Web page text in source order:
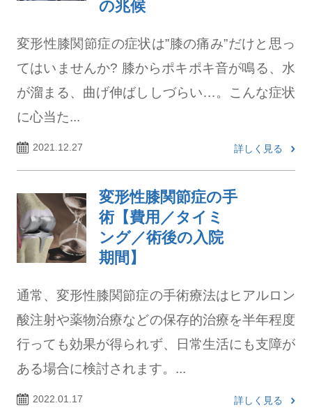
の兆候
変形性膝関節症の症状は”膝の痛み”だけと思っ
てはいませんか? 膝からポキポキ音が鳴る、水
が溜まる、曲げ伸ばししづらい…。こんな症状
に心当た...
2021.12.27 詳しく見る
変形性膝関節症の手
術【費用／タイミ
ング／術後の入院
期間】
通常、変形性膝関節症の手術療法はヒアルロン
酸注射や薬物治療などの保存的治療を半年程度
行っても効果が得られず、日常生活にも支障が
ある場合に検討されます。...
2022.01.17 詳しく見る